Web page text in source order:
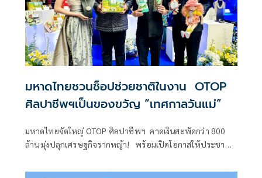
มหาดไทยชวนช็อปช่วยชาติในงาน OTOP
ศิลปาชีพฯเป็นของขวัญ “เทศกาลวันแม่”
มหาดไทยจัดใหญ่ OTOP ศิลปาชีพฯ คาดเงินสะพัดกว่า 800
ล้าน มุ่งปลุกเศรษฐกิจรากหญ้า! พร้อมเปิดโอกาสให้ประชาชน
ส.ค.นี้ ณ อาคารชาเลนเจอร์ 1 - 3 อิมแพ็ค เมืองทองธานี